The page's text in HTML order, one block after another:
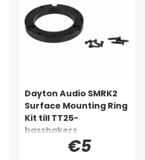
Dayton Audio SMRK2
Surface Mounting Ring
Kit till TT25-
basshakers
€5